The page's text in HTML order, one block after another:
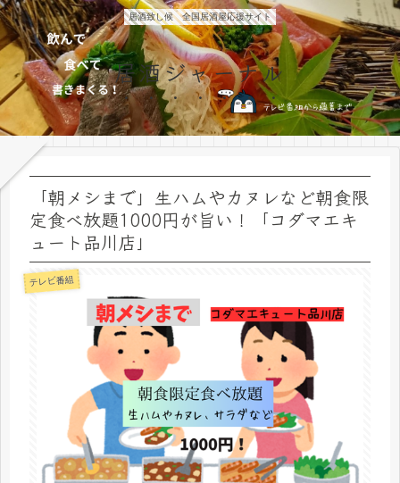
居酒致し候 全国居酒屋応援サイト
居酒ジャーナル
「朝メシまで」生ハムやカヌレなど朝食限
定食べ放題1000円が旨い！「コダマエキ
ュート品川店」
テレビ番組